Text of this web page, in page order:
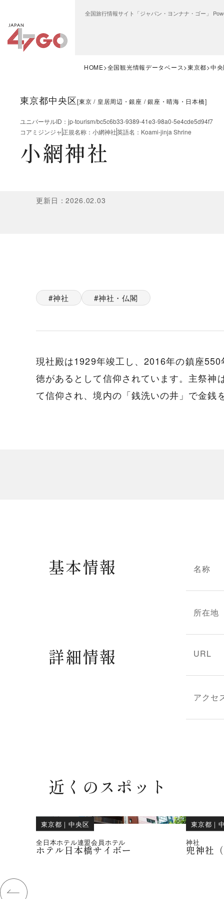
全国旅行情報サイト「ジャパン・ヨンナナ・ゴー」
HOME 全国観光情報データベース 東京都 中
東京都中央区[東京 皇居周辺・銀座 銀座・晴海・日本橋]
ユニバーサルID ： jp-tourism/bc5c6b33-9389-41e3-98a0-5e4cde5d94f7
コアミジンジャ正規名称 ： 小網神社英語名 ： Koami-jinja Shrine
小網神社
更新日 ：2026.02.03
神社 神社・仏閣
現社殿は1929年竣工し、2016年の鎮座
徳があるとして信仰されています。主祭神
て信仰され、境内の「銭洗いの井」で金
基本情報 名称
所在地
詳細情報 URL
アクセ
近くのスポット
東京都 ｜中央区
全日本ホテル連盟会員ホテル
ホテル日本橋サイボー
東京都 ｜
神社
兜神社